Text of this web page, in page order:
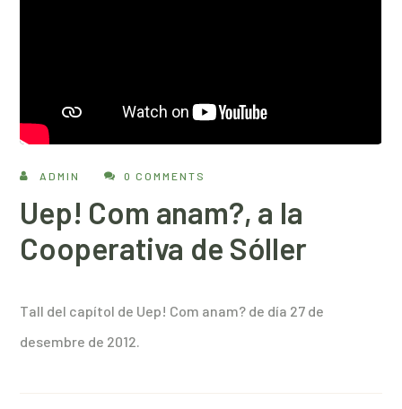
ADMIN 0 COMMENTS
Uep! Com anam?, a la
Cooperativa de Sóller
Tall del capítol de Uep! Com anam? de día 27 de
desembre de 2012.